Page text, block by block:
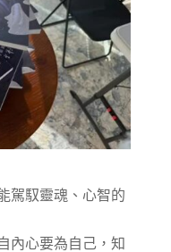
駕馭靈魂、心智的
內心要為自己，知